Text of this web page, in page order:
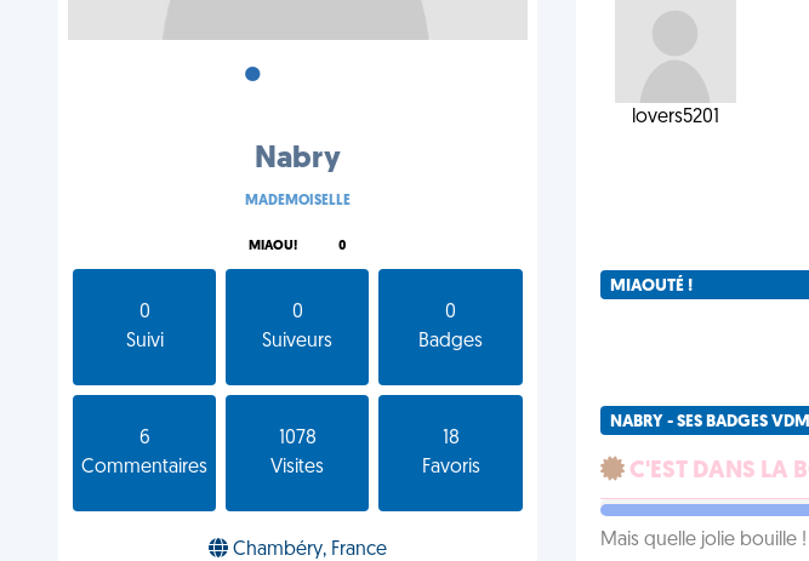
•
Nabry
MADEMOISELLE
MIAOU! 0
0
Suivi
0
Suiveurs
0
Badges
6
Commentaires
1078
Visites
18
Favoris
Chambéry, France
lovers5201
MIAOUTÉ !
NABRY - SES BADGES VDM
C'EST DANS LA
Mais quelle jolie bouille